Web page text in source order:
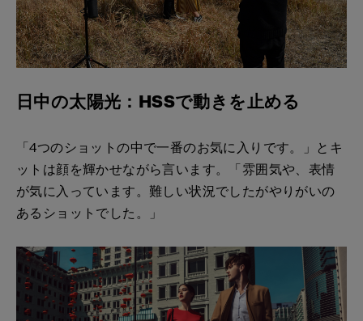
日中の太陽光：HSSで動きを止める
「4つのショットの中で一番のお気に入りです。」とキ
ットは顔を輝かせながら言います。「雰囲気や、表情
が気に入っています。難しい状況でしたがやりがいの
あるショットでした。」